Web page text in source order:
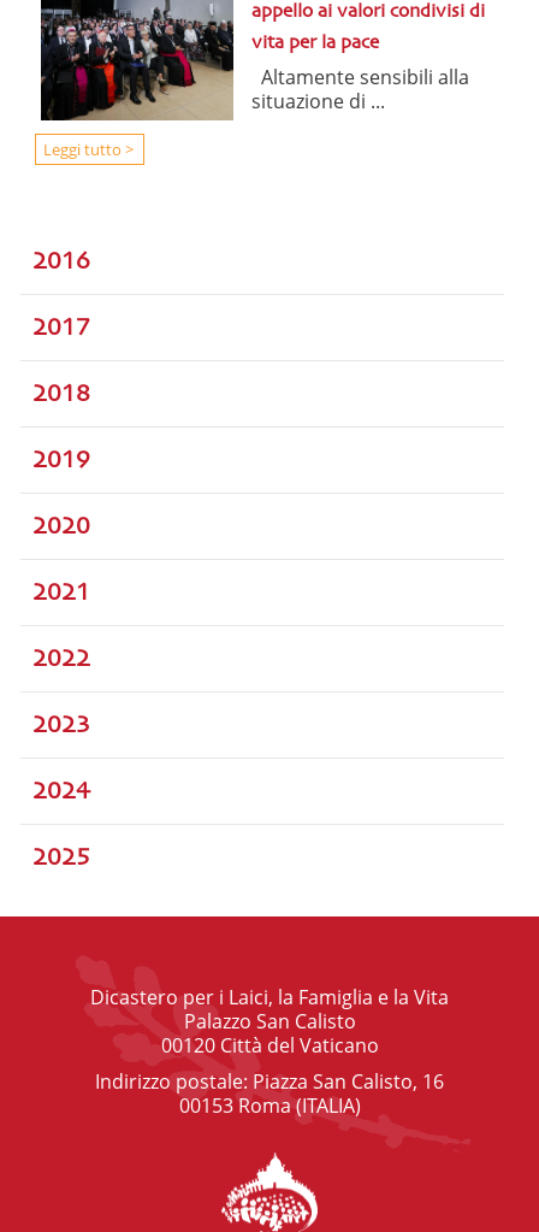
appello ai valori condivisi di
vita per la pace
Altamente sensibili alla
situazione di ...
Leggi tutto >
2016
2017
2018
2019
2020
2021
2022
2023
2024
2025
Dicastero per i Laici, la Famiglia e la Vita
Palazzo San Calisto
00120 Città del Vaticano
Indirizzo postale: Piazza San Calisto, 16
00153 Roma (ITALIA)